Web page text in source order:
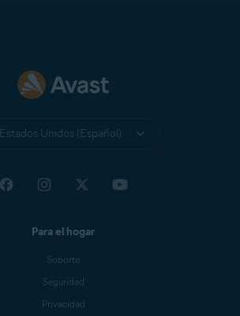
Estados Unidos (Español)
Para el hogar
Soporte
Seguridad
Privacidad